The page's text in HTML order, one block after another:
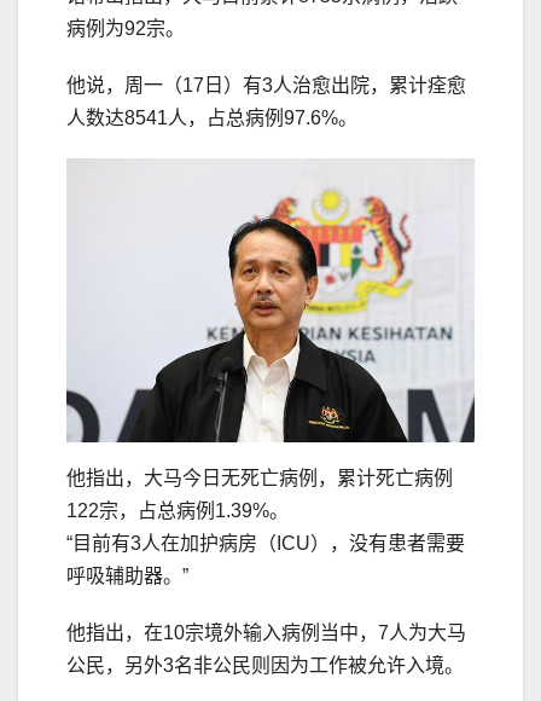
病例为92宗。
他说，周一（17日）有3人治愈出院，累计痊愈
人数达8541人，占总病例97.6%。
他指出，大马今日无死亡病例，累计死亡病例
122宗，占总病例1.39%。
“目前有3人在加护病房（ICU），没有患者需要
呼吸辅助器。”
他指出，在10宗境外输入病例当中，7人为大马
公民，另外3名非公民则因为工作被允许入境。